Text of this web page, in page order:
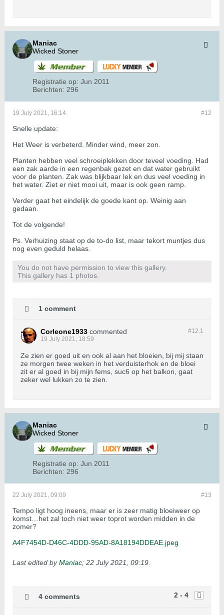
Maniac
Wicked Stoner
Registratie op: Jun 2011
Berichten: 296
#12
19 July 2021, 16:14
Snelle update:
Het Weer is verbeterd. Minder wind, meer zon.
Planten hebben veel schroeiplekken door teveel voeding. Had
een zak aarde in een regenbak gezet en dat water gebruikt
voor de planten. Zak was blijkbaar lek en dus veel voeding in
het water. Ziet er niet mooi uit, maar is ook geen ramp.
Verder gaat het eindelijk de goede kant op. Weinig aan
gedaan.
Tot de volgende!
Ps. Verhuizing staat op de to-do list, maar tekort muntjes dus
nog even geduld helaas.
You do not have permission to view this gallery.
This gallery has 1 photos.
1 comment
#12.1
Corleone1933 commented
19 July 2021, 18:59
Ze zien er goed uit en ook al aan het bloeien, bij mij staan
ze morgen twee weken in het verduisterhok en de bloei
zit er al goed in bij mijn fems, suc6 op het balkon, gaat
zeker wel lukken zo te zien.
Maniac
Wicked Stoner
Registratie op: Jun 2011
Berichten: 296
#13
22 July 2021, 09:09
Tempo ligt hoog ineens, maar er is zeer matig bloeiweer op
komst…het zal toch niet weer toprot worden midden in de
zomer?
A4F7454D-D46C-4DDD-95AD-8A18194DDEAE.jpeg
Last edited byManiac; 22 July 2021, 09:19
2 - 4
4 comments